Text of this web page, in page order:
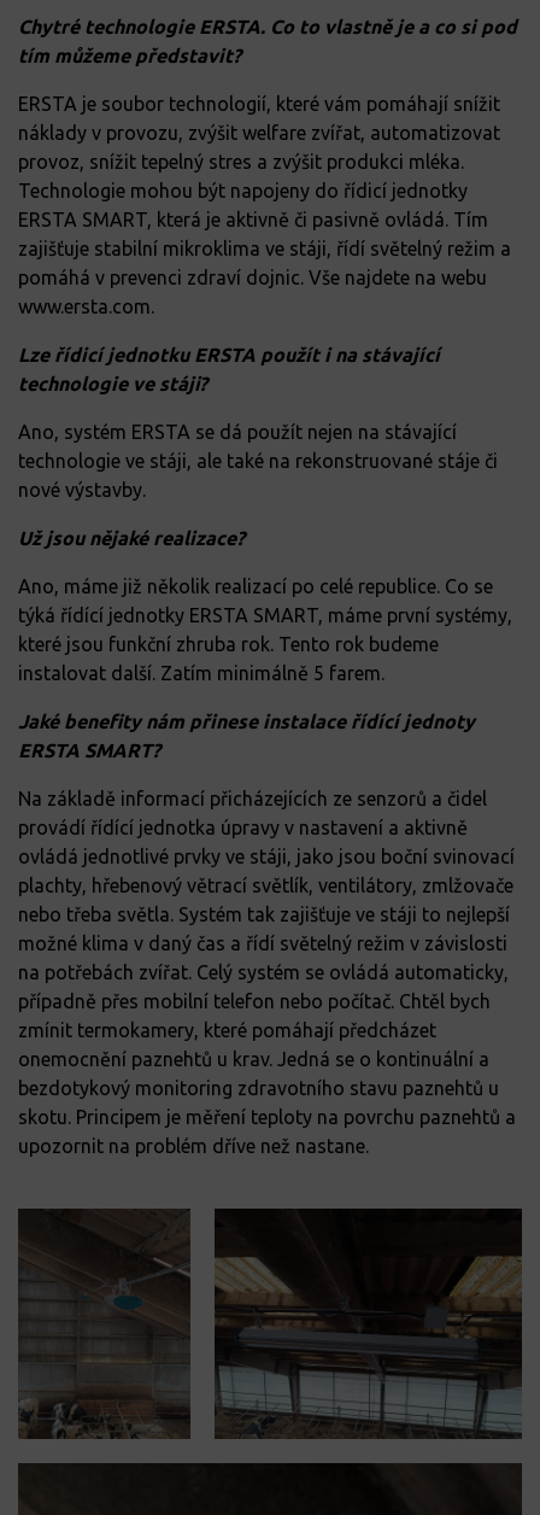
Chytré technologie ERSTA. Co to vlastně je a co si pod
tím můžeme představit?
ERSTA je soubor technologií, které vám pomáhají snížit
náklady v provozu, zvýšit welfare zvířat, automatizovat
provoz, snížit tepelný stres a zvýšit produkci mléka.
Technologie mohou být napojeny do řídicí jednotky
ERSTA SMART, která je aktivně či pasivně ovládá. Tím
zajišťuje stabilní mikroklima ve stáji, řídí světelný režim a
pomáhá v prevenci zdraví dojnic. Vše najdete na webu
www.ersta.com.
Lze řídicí jednotku ERSTA použít i na stávající
technologie ve stáji?
Ano, systém ERSTA se dá použít nejen na stávající
technologie ve stáji, ale také na rekonstruované stáje či
nové výstavby.
Už jsou nějaké realizace?
Ano, máme již několik realizací po celé republice. Co se
týká řídící jednotky ERSTA SMART, máme první systémy,
které jsou funkční zhruba rok. Tento rok budeme
instalovat další. Zatím minimálně 5 farem.
Jaké benefity nám přinese instalace řídící jednoty
ERSTA SMART?
Na základě informací přicházejících ze senzorů a čidel
provádí řídící jednotka úpravy v nastavení a aktivně
ovládá jednotlivé prvky ve stáji, jako jsou boční svinovací
plachty, hřebenový větrací světlík, ventilátory, zmlžovače
nebo třeba světla. Systém tak zajišťuje ve stáji to nejlepší
možné klima v daný čas a řídí světelný režim v závislosti
na potřebách zvířat. Celý systém se ovládá automaticky,
případně přes mobilní telefon nebo počítač. Chtěl bych
zmínit termokamery, které pomáhají předcházet
onemocnění paznehtů u krav. Jedná se o kontinuální a
bezdotykový monitoring zdravotního stavu paznehtů u
skotu. Principem je měření teploty na povrchu paznehtů a
upozornit na problém dříve než nastane.